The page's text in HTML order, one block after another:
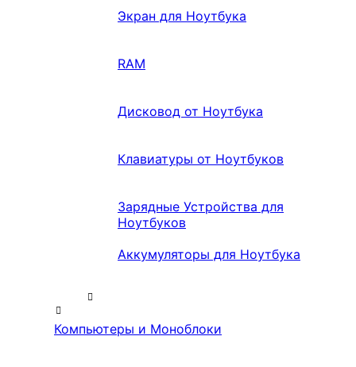
Экран для Ноутбука
RAM
Дисковод от Ноутбука
Клавиатуры от Ноутбуков
Зарядные Устройства для
Ноутбуков
Аккумуляторы для Ноутбука
Компьютеры и Моноблоки